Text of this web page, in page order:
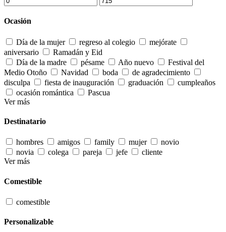
Ocasión
Día de la mujer regreso al colegio
mejórate
aniversario
Ramadán y Eid
Día de la madre
pésame Año nuevo
Festival del
Medio Otoño
Navidad boda
de agradecimiento
disculpa
fiesta de inauguración graduación
cumpleaños
ocasión romántica
Pascua
Ver más
Destinatario
hombres amigos family mujer
novio
novia
colega pareja jefe
cliente
Ver más
Comestible
comestible
Personalizable